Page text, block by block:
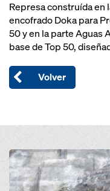
Represa construída en
encofrado Doka para
50 y en la parte Aguas
base de Top 50,
Volver
Open